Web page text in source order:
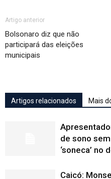
Artigo anterior
Bolsonaro diz que não
participará das eleições
municipais
Artigos relacionados Mais
de sono
‘soneca’ no
Caicó: